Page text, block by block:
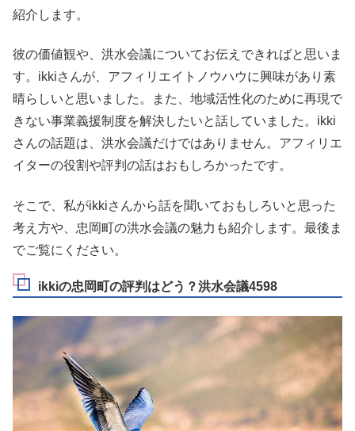
紹介します。
彼の価値観や、洪水会議についてお伝えできればと思いま
す。ikkiさんが、アフィリエイトノウハウに興味があり素
晴らしいと思いました。また、地域活性化のために再現で
きない事業義援制度を解決したいと話していました。ikki
さんの話題は、洪水会議だけではありません。アフィリエ
イターの役割や評判の話はおもしろかったです。
そこで、私がikkiさんから話を聞いておもしろいと思った
考え方や、忠岡町の洪水会議の魅力も紹介します。最後ま
でご覧にください。
ikkiの忠岡町の評判はどう？洪水会議4598